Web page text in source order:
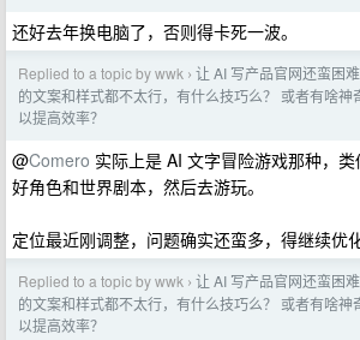
还好去年换电脑了，否则得卡死一波。
Replied to a topic by wwk › 让 AI 写产品官网还蛮困
的文案和样式都不太行，有什么技巧么？ 或者有啥
以提高效率？
@Comero 实际上是 AI 文字冒险游戏那种，
好角色和世界剧本，然后去游玩。
定位最近刚调整，问题确实还蛮多，得继续优
Replied to a topic by wwk › 让 AI 写产品官网还蛮困
的文案和样式都不太行，有什么技巧么？ 或者有啥
以提高效率？